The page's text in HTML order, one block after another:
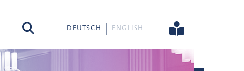
search DEUTSCH ENGLISH